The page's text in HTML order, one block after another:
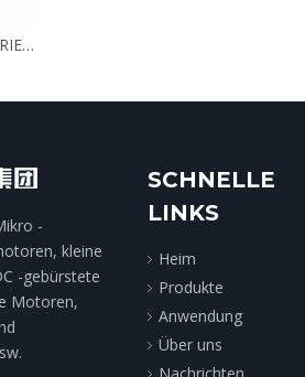
BÜRSTENLOSER DC-GETRIEBEMOTOR
-
kleine
-gebürstete
Motoren,
SCHNELLE
LINKS
Heim
Produkte
Anwendung
Über uns